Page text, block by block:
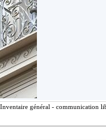
général - communication